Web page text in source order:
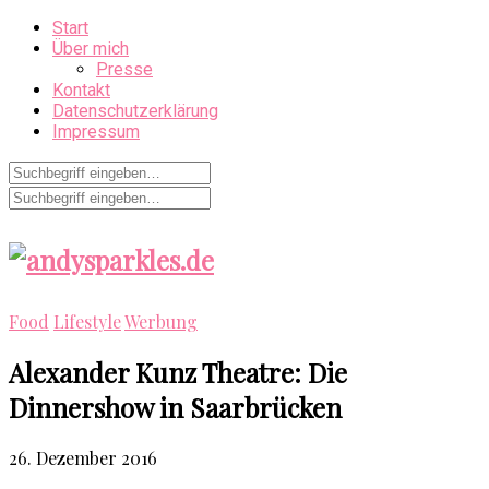
Start
Über mich
Presse
Kontakt
Datenschutzerklärung
Impressum
Food LifestyleWerbung
Alexander Kunz Theatre: Die
Dinnershow in Saarbrücken
26. Dezember 2016